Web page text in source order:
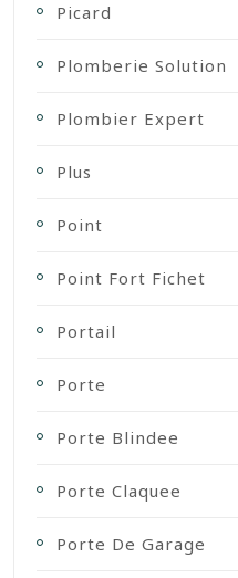
Picard
Plomberie Solution
Plombier Expert
Plus
Point
Point Fort Fichet
Portail
Porte
Porte Blindee
Porte Claquee
Porte De Garage